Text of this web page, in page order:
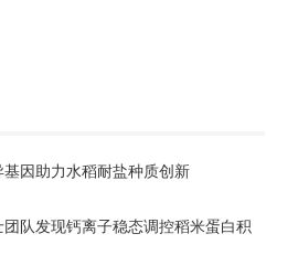
基因助力水稻耐盐种质创新
队发现钙离子稳态调控稻米蛋白积